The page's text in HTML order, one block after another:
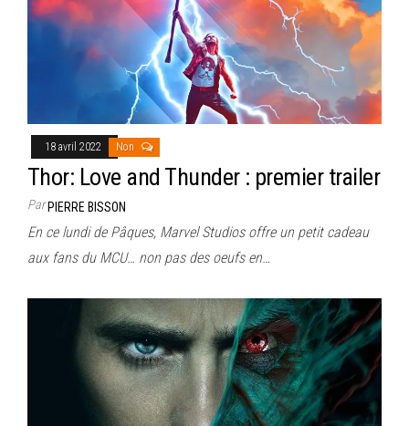
18 avril 2022 Non
Thor: Love and Thunder : premier trailer
ParPIERRE BISSON
En ce lundi de Pâques, Marvel Studios offre un petit cadeau
aux fans du MCU… non pas des oeufs en…